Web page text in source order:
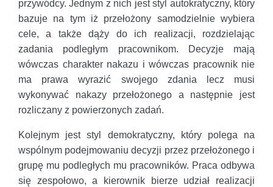
przywódcy. Jednym z nich jest styl autokratyczny, który
bazuje na tym iż przełożony samodzielnie wybiera
cele, a także dąży do ich realizacji, rozdzielając
zadania podległym pracownikom. Decyzje mają
wówczas charakter nakazu i wówczas pracownik nie
ma prawa wyrazić swojego zdania lecz musi
wykonywać nakazy przełożonego a następnie jest
rozliczany z powierzonych zadań.
Kolejnym jest styl demokratyczny, który polega na
wspólnym podejmowaniu decyzji przez przełożonego i
grupę mu podległych mu pracowników. Praca odbywa
się zespołowo, a kierownik bierze udział realizacji